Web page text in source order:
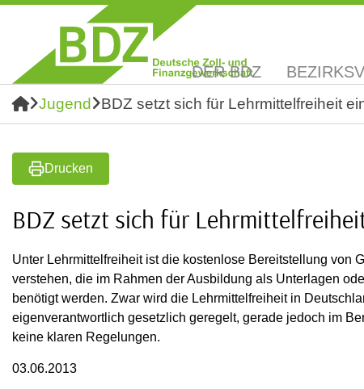
DER BDZ
Jugend BDZ setzt sich für Lehrmittelfreiheit
Drucken
BDZ setzt sich für
Unter Lehrmittelfreiheit ist die kostenlose Bereitstellung von
verstehen, die im Rahmen der Ausbildung als Unterlagen
benötigt werden. Zwar wird die Lehrmittelfreiheit in
eigenverantwortlich gesetzlich geregelt, gerade jedoch im
keine klaren Regelungen.
03.06.2013